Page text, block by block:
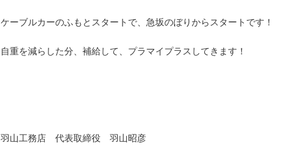
ケーブルカーのふもとスタートで、急坂のぼりからスタートです！
自重を減らした分、補給して、プラマイプラスしてきます！
羽山工務店 代表取締役 羽山昭彦